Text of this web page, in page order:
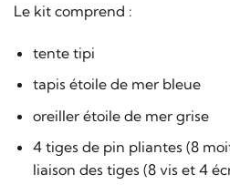
Le kit comprend :
tente tipi
tapis étoile de mer bleue
oreiller étoile de mer grise
4 tiges de pin pliantes (8
liaison des tiges (8 vis et 4